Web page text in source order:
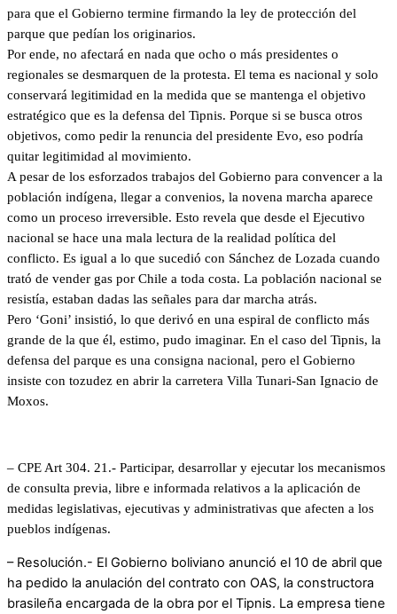
para que el Gobierno termine firmando la ley de protección del
parque que pedían los originarios.
Por ende, no afectará en nada que ocho o más presidentes o
regionales se desmarquen de la protesta. El tema es nacional y solo
conservará legitimidad en la medida que se mantenga el objetivo
estratégico que es la defensa del Tipnis. Porque si se busca otros
objetivos, como pedir la renuncia del presidente Evo, eso podría
quitar legitimidad al movimiento.
A pesar de los esforzados trabajos del Gobierno para convencer a la
población indígena, llegar a convenios, la novena marcha aparece
como un proceso irreversible. Esto revela que desde el Ejecutivo
nacional se hace una mala lectura de la realidad política del
conflicto. Es igual a lo que sucedió con Sánchez de Lozada cuando
trató de vender gas por Chile a toda costa. La población nacional se
resistía, estaban dadas las señales para dar marcha atrás.
Pero ‘Goni’ insistió, lo que derivó en una espiral de conflicto más
grande de la que él, estimo, pudo imaginar. En el caso del Tipnis, la
defensa del parque es una consigna nacional, pero el Gobierno
insiste con tozudez en abrir la carretera Villa Tunari-San Ignacio de
Moxos.
– CPE Art 304. 21.- Participar, desarrollar y ejecutar los mecanismos
de consulta previa, libre e informada relativos a la aplicación de
medidas legislativas, ejecutivas y administrativas que afecten a los
pueblos indígenas.
– Resolución.- El Gobierno boliviano anunció el 10 de abril que
ha pedido la anulación del contrato con OAS, la constructora
brasileña encargada de la obra por el Tipnis. La empresa tiene